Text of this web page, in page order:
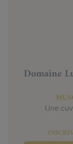
Domaine
Une